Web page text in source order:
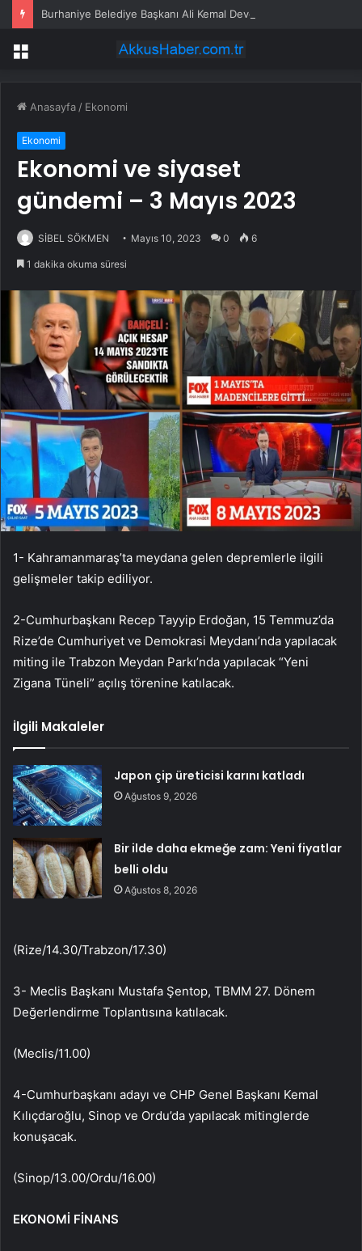
Menü
Anasayfa / Ekonomi
Ekonomi
Ekonomi ve siyaset
gündemi – 3 Mayıs 2023
SİBEL SÖKMEN Mayıs 10, 2023 0 6
1 dakika okuma süresi
1- Kahramanmaraş’ta meydana gelen depremlerle ilgili
gelişmeler takip ediliyor.
2-Cumhurbaşkanı Recep Tayyip Erdoğan, 15 Temmuz’da
Rize’de Cumhuriyet ve Demokrasi Meydanı’nda yapılacak
miting ile Trabzon Meydan Parkı’nda yapılacak “Yeni
Zigana Tüneli” açılış törenine katılacak.
İlgili Makaleler
Japon çip üreticisi karını katladı
Ağustos 9, 2026
Bir ilde daha ekmeğe zam: Yeni fiyatlar
belli oldu
Ağustos 8, 2026
(Rize/14.30/Trabzon/17.30)
3- Meclis Başkanı Mustafa Şentop, TBMM 27. Dönem
Değerlendirme Toplantısına katılacak.
(Meclis/11.00)
4-Cumhurbaşkanı adayı ve CHP Genel Başkanı Kemal
Kılıçdaroğlu, Sinop ve Ordu’da yapılacak mitinglerde
konuşacak.
(Sinop/13.00/Ordu/16.00)
EKONOMİ FİNANS